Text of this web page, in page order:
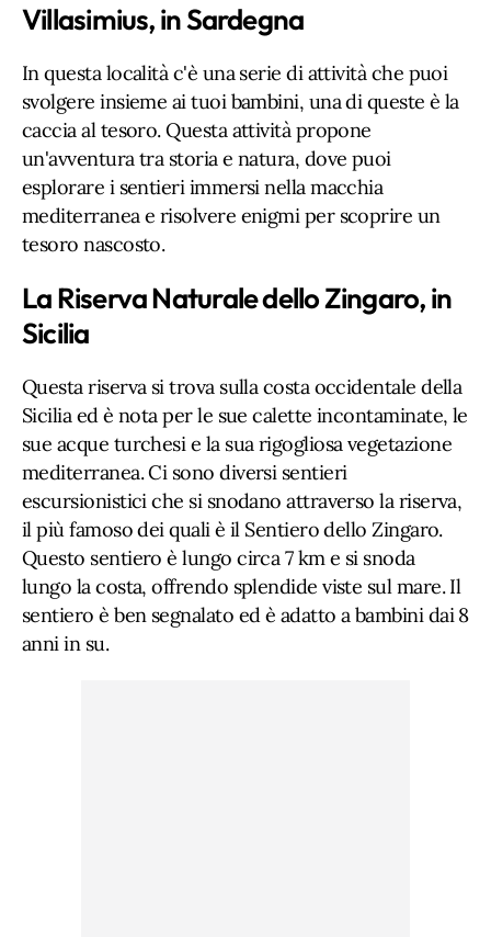
Villasimius, in Sardegna
In questa località c'è una serie di attività che puoi
svolgere insieme ai tuoi bambini, una di queste è la
caccia al tesoro. Questa attività propone
un'avventura tra storia e natura, dove puoi
esplorare i sentieri immersi nella macchia
mediterranea e risolvere enigmi per scoprire un
tesoro nascosto.
La Riserva Naturale dello Zingaro, in
Sicilia
Questa riserva si trova sulla costa occidentale della
Sicilia ed è nota per le sue calette incontaminate, le
sue acque turchesi e la sua rigogliosa vegetazione
mediterranea. Ci sono diversi sentieri
escursionistici che si snodano attraverso la riserva,
il più famoso dei quali è il Sentiero dello Zingaro.
Questo sentiero è lungo circa 7 km e si snoda
lungo la costa, offrendo splendide viste sul mare. Il
sentiero è ben segnalato ed è adatto a bambini dai 8
anni in su.